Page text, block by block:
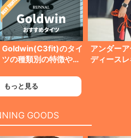
Goldwin(C3fit)のタイ
ツの種類別の特徴や違
のがオススメ？？
アンダー
ディース
もっと見る
GOODS